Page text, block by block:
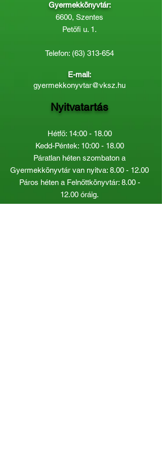
Gyermekkönyvtár:
6600, Szentes
Petőfi u. 1.
Telefon: (63) 313-654
E-mail:
gyermekkonyvtar@vksz.hu
Nyitvatartás
Hétfő: 14:00 - 18.00
Kedd-Péntek: 10:00 - 18.00
Páratlan héten szombaton a
Gyermekkönyvtár van nyitva: 8.00 - 12.00
Páros héten a Felnőttkönyvtár: 8.00 -
12.00 óráig.